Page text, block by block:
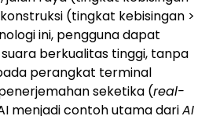
(tingkat kebisingan >
ini, pengguna dapat
berkualitas tinggi, tanpa
perangkat terminal
seketika (real-
menjadi contoh utama dariAI